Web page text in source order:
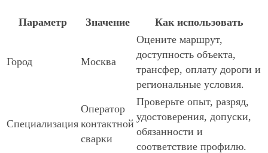
Параметр Значение Как использовать
Город Москва
Оцените маршрут,
доступность объекта,
трансфер, оплату дороги и
региональные условия.
Специализация
Оператор
контактной
сварки
Проверьте опыт, разряд,
удостоверения, допуски,
обязанности и
соответствие профилю.